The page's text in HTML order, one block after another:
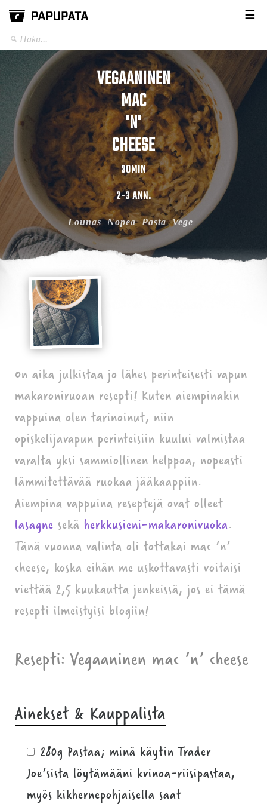
☰
VEGAANINEN
MAC
'N'
CHEESE
30MIN
2-3 ANN.
Lounas Nopea Pasta Vege
On aika julkistaa jo lähes perinteisesti vapun
makaroniruoan resepti! Kuten aiempinakin
vappuina olen tarinoinut, niin
opiskelijavapun perinteisiin kuului valmistaa
varalta yksi sammiollinen helppoa, nopeasti
lämmitettävää ruokaa jääkaappiin.
Aiempina vappuina reseptejä ovat olleet
lasagne sekä herkkusieni-makaronivuoka.
Tänä vuonna valinta oli tottakai mac ’n’
cheese, koska eihän me uskottavasti voitaisi
viettää 2,5 kuukautta jenkeissä, jos ei tämä
resepti ilmeistyisi blogiin!
Resepti: Vegaaninen mac ’n’ cheese
Ainekset & Kauppalista
280g Pastaa; minä käytin Trader
Joe’sista löytämääni kvinoa-riisipastaa,
myös kikhernepohjaisella saat